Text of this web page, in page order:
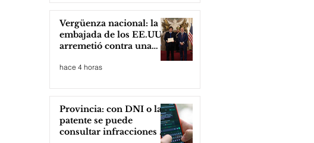
Vergüenza nacional: la
embajada de los EE.UU
arremetió contra una
hace 4 horas
Provincia: con DNI o la
patente se puede
consultar infracciones en